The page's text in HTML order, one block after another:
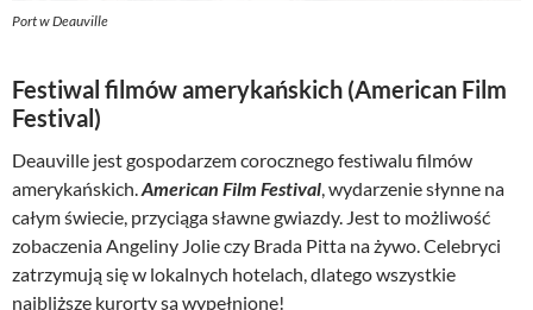
Port w Deauville
Festiwal filmów amerykańskich (American Film
Festival)
Deauville jest gospodarzem corocznego festiwalu filmów
amerykańskich. American Film Festival , wydarzenie słynne na
całym świecie, przyciąga sławne gwiazdy. Jest to możliwość
zobaczenia Angeliny Jolie czy Brada Pitta na żywo. Celebryci
zatrzymują się w lokalnych hotelach, dlatego wszystkie
najbliższe kurorty są wypełnione!